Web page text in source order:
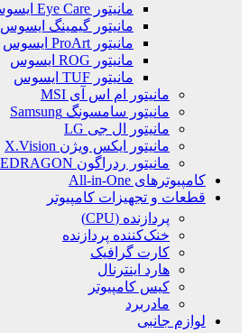
مانیتور Eye Care ایسوس
مانیتور گیمینگ ایسوس
مانیتور ProArt ایسوس
مانیتور ROG ایسوس
مانیتور TUF ایسوس
مانیتور ام اس آی MSI
مانیتور سامسونگ Samsung
مانیتور ال جی LG
مانیتور ایکس ویژن X.Vision
مانیتور ردراگون REDRAGON
کامپیوترهای All-in-One
قطعات و تجهیزات کامپیوتر
پردازنده (CPU)
خنک‌کننده پردازنده
کارت گرافیک
هارد اینترنال
کیس کامپیوتر
مادربرد
لوازم جانبی